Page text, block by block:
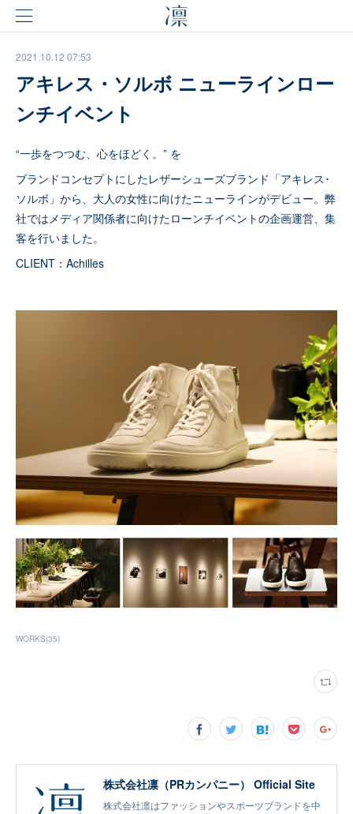
2021.10.12 07:53
アキレス・ソルボ ニューラインロー
ンチイベント
“一歩をつつむ、心をほどく。” を
ブランドコンセプトにしたレザーシューズブランド「アキレス･
ソルボ」から、大人の女性に向けたニューラインがデビュー。弊
社ではメディア関係者に向けたローンチイベントの企画運営、集
客を行いました。
CLIENT：Achilles
WORKS(35)
株式会社凛（PRカンパニー） Official Site
株式会社凛はファッションやスポーツブランドを中